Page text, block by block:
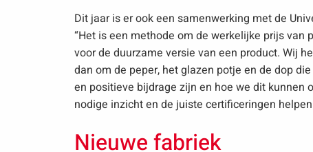
Dit jaar is er ook een samenwerking met de
“Het is een methode om de werkelijke prijs
voor de duurzame versie van een product. Wij
dan om de peper, het glazen potje en de dop
en positieve bijdrage zijn en hoe we dit kunnen
nodige inzicht en de juiste certificeringen
Nieuwe fabriek